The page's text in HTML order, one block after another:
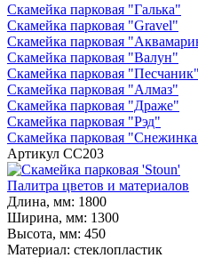
Скамейка парковая "Галька"
Скамейка парковая "Gravel"
Скамейка парковая
Скамейка парковая "Валун"
Скамейка парковая "Песчаник"
Скамейка парковая "Алмаз"
Скамейка парковая "Драже"
Скамейка парковая "Рэд"
Скамейка парковая
Артикул СС203
Палитра цветов и материалов
Длина, мм: 1800
Ширина, мм: 1300
Высота, мм: 450
Материал: стеклопластик